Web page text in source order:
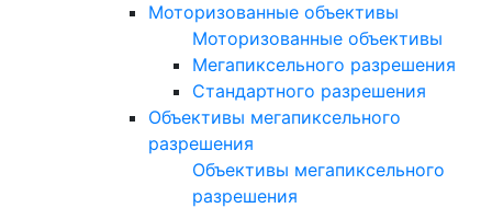
Моторизованные объективы
Моторизованные объективы
Мегапиксельного разрешения
Стандартного разрешения
Объективы мегапиксельного
разрешения
Объективы мегапиксельного
разрешения